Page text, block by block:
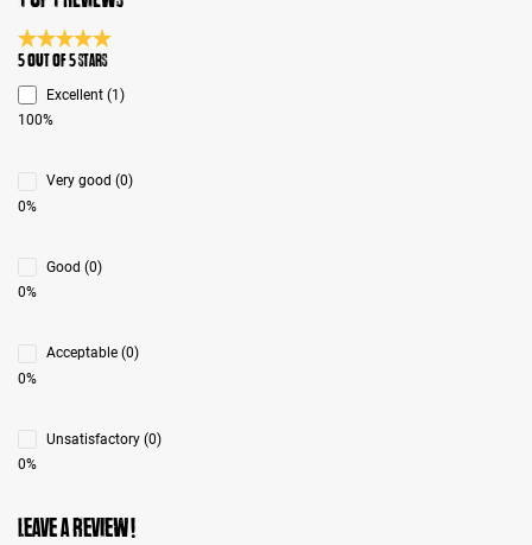
Average rating 5 of 5 Stars
5 out of 5 stars
Excellent (1)
100%
Very good (0)
0%
Good (0)
0%
Acceptable (0)
0%
Unsatisfactory (0)
0%
Leave a review!